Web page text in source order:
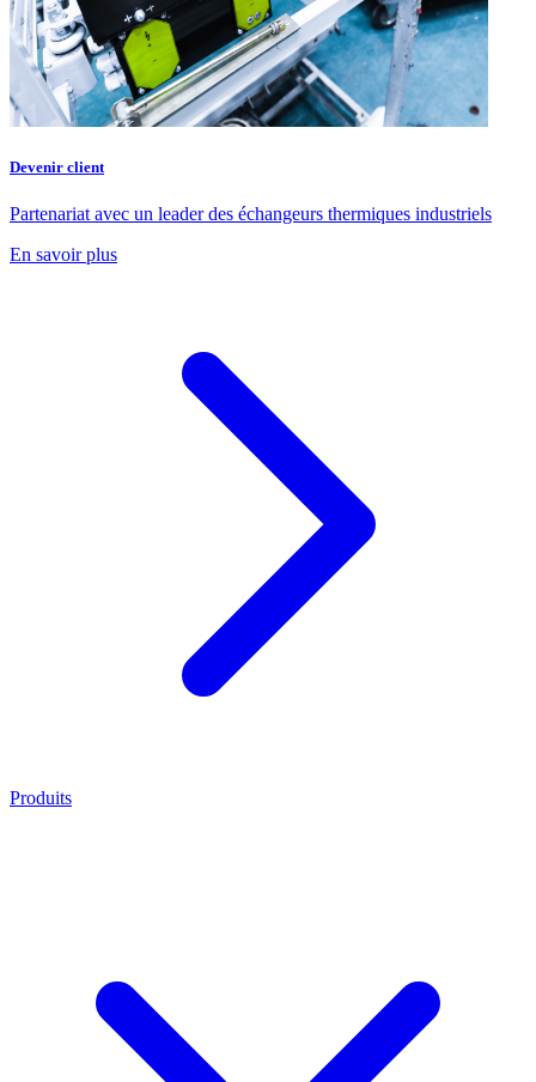
Devenir client
Partenariat avec un leader des échangeurs thermiques industriels
En savoir plus
Produits